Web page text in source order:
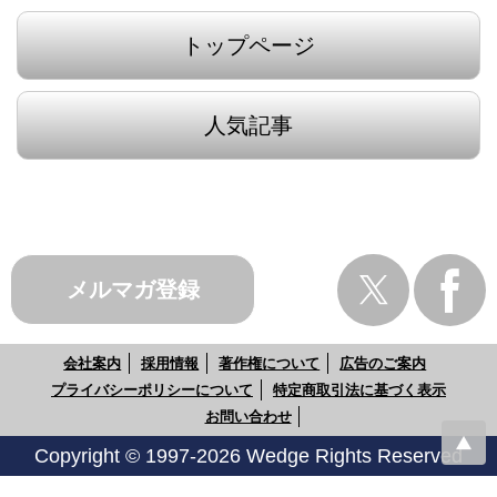
トップページ
人気記事
メルマガ登録
会社案内 採用情報 著作権について
広告のご案内
プライバシーポリシーについて
特定商取引法に基づく表示
お問い合わせ
Copyright © 1997-2026 Wedge Rights Reserved